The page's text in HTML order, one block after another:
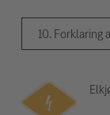
10. Forklaring